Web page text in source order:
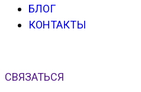
БЛОГ
КОНТАКТЫ
СВЯЗАТЬСЯ